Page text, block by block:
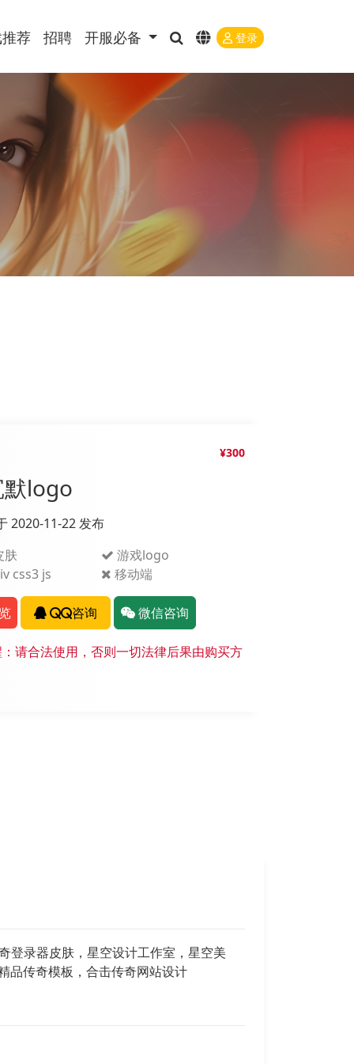
荐 招聘 开服必备 登录
¥300
logo
2020-11-22 发布
肤
游戏logo
css3 js
移动端
QQ咨询 微信咨询
请合法使用，否则一切法律后果由购买方
登录器皮肤，星空设计工作室，星空美
品传奇模板，合击传奇网站设计